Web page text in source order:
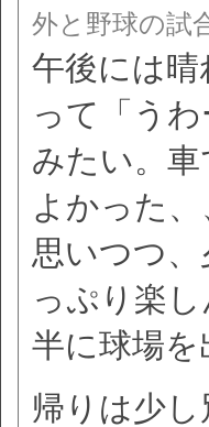
外と野球の試
午後には晴
って「う
みたい。
よかった
思いつつ、
っぷり楽
半に球場を
帰りは少